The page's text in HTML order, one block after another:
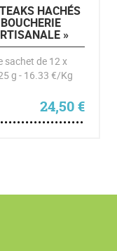
HACHÉS
»
sachet de 12 x
g - 16.33 €/Kg
24,50€